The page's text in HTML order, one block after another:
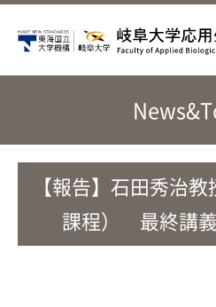
【報告】石田秀治
課程） 最終講義